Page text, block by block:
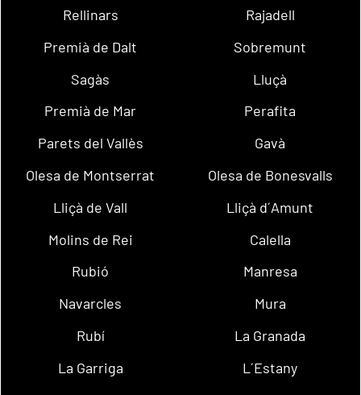
Rellinars
Rajadell
Premià de Dalt
Sobremunt
Sagàs
Lluçà
Premià de Mar
Perafita
Parets del Vallès
Gavà
Olesa de Montserrat
Olesa de Bonesvalls
Lliçà de Vall
Lliçà d´Amunt
Molins de Rei
Calella
Rubió
Manresa
Navarcles
Mura
Rubí
La Granada
La Garriga
L´Estany